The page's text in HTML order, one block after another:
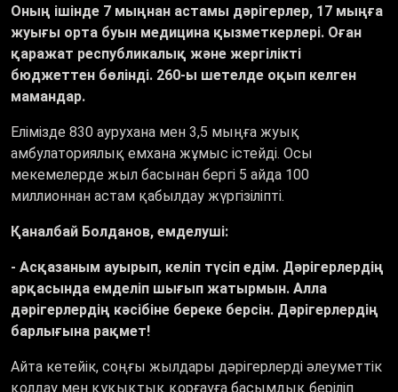
Оның ішінде 7 мыңнан астамы дәрігерлер, 17 мыңға
жуығы орта буын медицина қызметкерлері. Оған
қаражат республикалық және жергілікті
бюджеттен бөлінді. 260-ы шетелде оқып келген
мамандар.
Елімізде 830 аурухана мен 3,5 мыңға жуық
амбулаториялық емхана жұмыс істейді. Осы
мекемелерде жыл басынан бергі 5 айда 100
миллионнан астам қабылдау жүргізіліпті.
Қаналбай Болданов, емделуші:
- Асқазаным ауырып, келіп түсіп едім. Дәрігерлердің
арқасында емделіп шығып жатырмын. Алла
дәрігерлердің кәсібіне береке берсін. Дәрігерлердің
барлығына рақмет!
Айта кетейік, соңғы жылдары дәрігерлерді әлеуметтік
қолдау мен құқықтық қорғауға басымдық беріліп